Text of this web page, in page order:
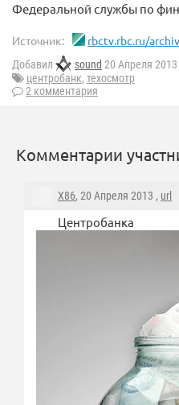
Федеральной службы по
Источник: rbctv.rbc.ru/
Добавил sound 20 Апреля
центробанк, техосмотр
2 комментария
Комментарии
X86, 20 Апреля 2013 , url
Центробанка